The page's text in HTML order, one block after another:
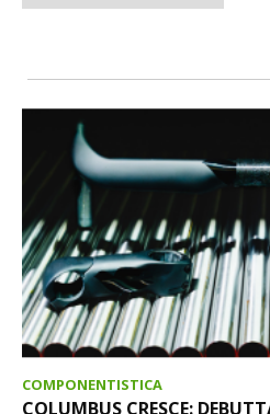
COMPONENTISTICA
COLUMBUS CRESCE: